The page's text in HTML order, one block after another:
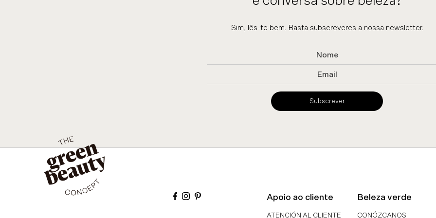
Sim, lês-te bem. Basta subscreveres a nossa newsletter.
Subscrever
Apoio ao cliente
ATENCIÓN AL CLIENTE
Beleza verde
CONÓZCANOS